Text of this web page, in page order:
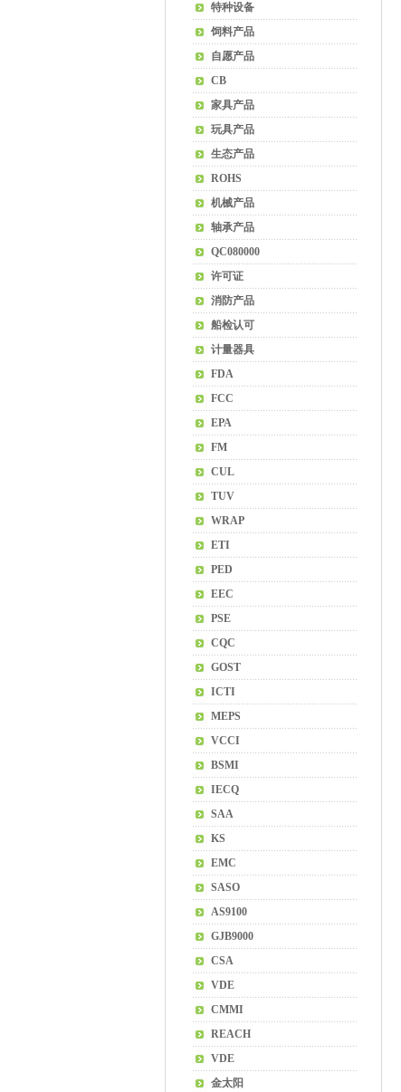
特种设备
饲料产品
自愿产品
CB
家具产品
玩具产品
生态产品
ROHS
机械产品
轴承产品
QC080000
许可证
消防产品
船检认可
计量器具
FDA
FCC
EPA
FM
CUL
TUV
WRAP
ETI
PED
EEC
PSE
CQC
GOST
ICTI
MEPS
VCCI
BSMI
IECQ
SAA
KS
EMC
SASO
AS9100
GJB9000
CSA
VDE
CMMI
REACH
VDE
金太阳